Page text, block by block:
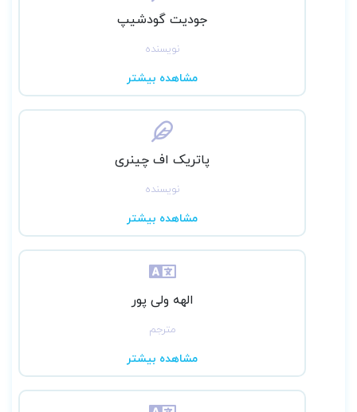
جودیت گودشیپ
نویسنده
مشاهده بیشتر
پاتریک اف چینری
نویسنده
مشاهده بیشتر
الهه ولی پور
مترجم
مشاهده بیشتر